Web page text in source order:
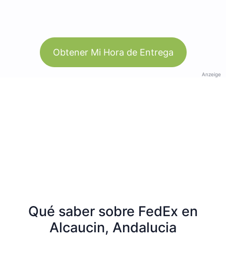
Obtener Mi Hora de Entrega
Anzeige
Qué saber sobre FedEx en
Alcaucin, Andalucia